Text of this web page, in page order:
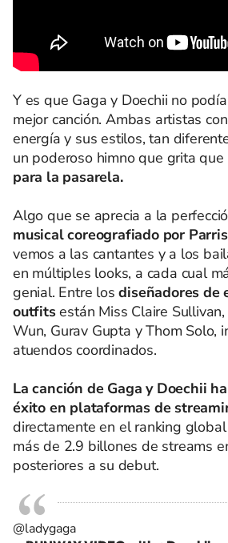
Y es que Gaga y Doechii no
mejor canción. Ambas artistas
energía y sus estilos, tan
un poderoso himno que grita que
para la pasarela.
Algo que se aprecia a la
musical coreografiado por
vemos a las cantantes y a los
en múltiples looks, a cada cual
genial. Entre los diseñadores de
outfitsestán Miss Claire
Wun, Gurav Gupta y Thom Solo,
atuendos coordinados.
La canción de Gaga y Doechii
éxito en plataformas de
directamente en el ranking
más de 2.9 billones de streams
posteriores a su debut.
@ladygaga